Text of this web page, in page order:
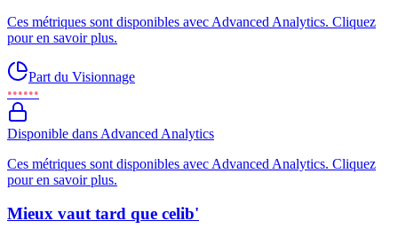
Ces métriques sont disponibles avec Advanced Analytics. Cliquez
pour en savoir plus.
Part du Visionnage
••••••
Disponible dans Advanced Analytics
Ces métriques sont disponibles avec Advanced Analytics. Cliquez
pour en savoir plus.
Mieux vaut tard que celib'